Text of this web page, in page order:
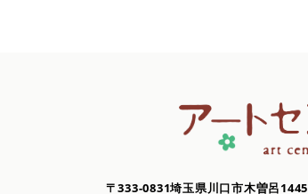
〒333-0831埼玉県川口市木曽呂1445